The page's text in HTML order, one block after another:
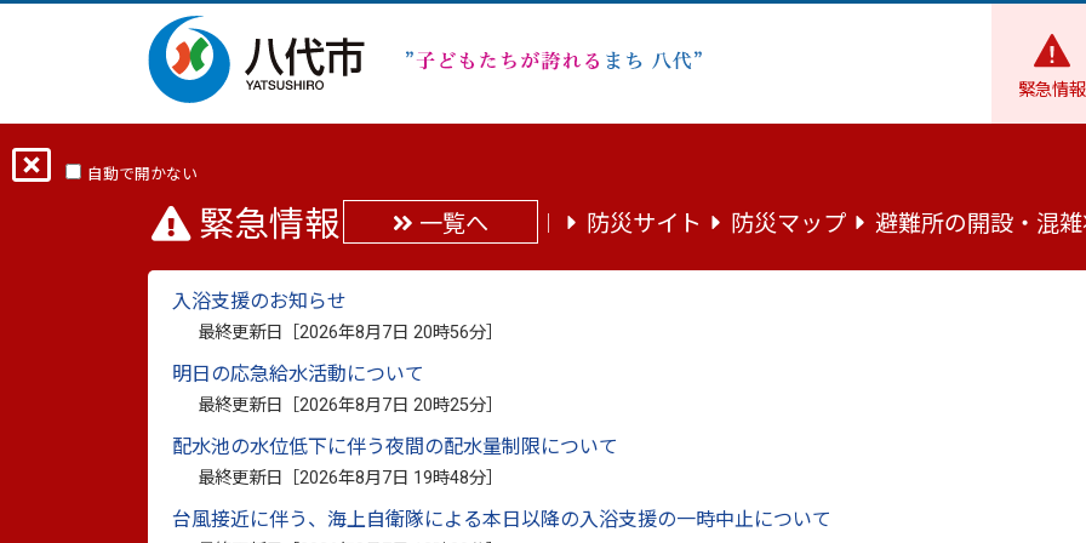
緊急情報
自動で開かない
緊急情報 一覧へ 防災サイト 防災マップ 避難所の開設・混
入浴支援のお知らせ
最終更新日［2026年8月7日 20時56分
明日の応急給水活動について
最終更新日［2026年8月7日 20時25分
配水池の水位低下に伴う夜間の配水量制限について
最終更新日［2026年8月7日 19時48分
台風接近に伴う、海上自衛隊による本日以降の入浴支援の一時中止について
八代市は「SDGs未来都市」に選定されました！
最終更新日：2023年10月31日 印刷